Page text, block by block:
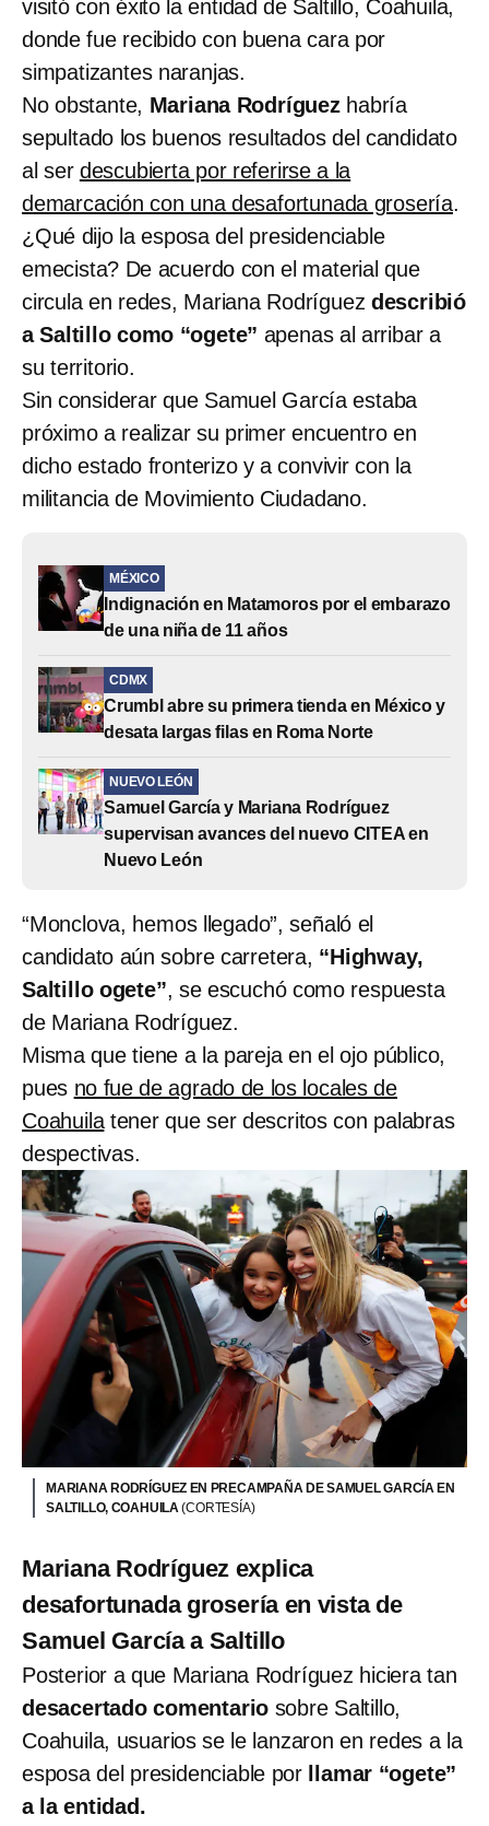
visitó con éxito la entidad de Saltillo, Coahuila,
donde fue recibido con buena cara por
simpatizantes naranjas.
No obstante, Mariana Rodríguezhabría
sepultado los buenos resultados del candidato
al ser descubierta por referirse a la
demarcación con una desafortunada grosería.
¿Qué dijo la esposa del presidenciable
emecista? De acuerdo con el material que
circula en redes, Mariana Rodríguez describió
a Saltillo como “ogete” apenas al arribar a
su territorio.
Sin considerar que Samuel García estaba
próximo a realizar su primer encuentro en
dicho estado fronterizo y a convivir con la
militancia de Movimiento Ciudadano.
MÉXICO
Indignación en Matamoros por el embarazo
de una niña de 11 años
CDMX
Crumbl abre su primera tienda en México y
desata largas filas en Roma Norte
NUEVO LEÓN
Samuel García y Mariana Rodríguez
supervisan avances del nuevo CITEA en
Nuevo León
“Monclova, hemos llegado”, señaló el
candidato aún sobre carretera, “Highway,
Saltillo ogete”, se escuchó como respuesta
de Mariana Rodríguez.
Misma que tiene a la pareja en el ojo público,
pues no fue de agrado de los locales de
Coahuilatener que ser descritos con palabras
despectivas.
MARIANA RODRÍGUEZ EN PRECAMPAÑA DE SAMUEL GARCÍA EN
SALTILLO, COAHUILA(CORTESÍA)
Mariana Rodríguez explica
desafortunada grosería en vista de
Samuel García a Saltillo
Posterior a que Mariana Rodríguez hiciera tan
desacertado comentario sobre Saltillo,
Coahuila, usuarios se le lanzaron en redes a la
esposa del presidenciable por
llamar “ogete”
a la entidad.